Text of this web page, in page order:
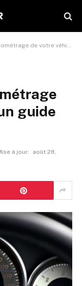
votre véhicule : un guide pratique
guide
à jour:
août 28,